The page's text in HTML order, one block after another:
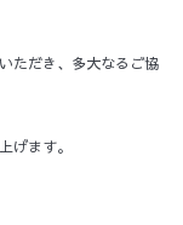
ただき、多大なるご協
げます。